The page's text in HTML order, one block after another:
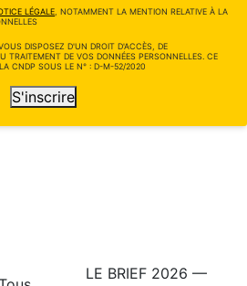
LÉGALE , NOTAMMENT LA MENTION RELATIVE À LA
DISPOSEZ D'UN DROIT D'ACCÈS, DE
TRAITEMENT DE VOS DONNÉES PERSONNELLES. CE
CNDP SOUS LE N° : D-M-52/2020
S'inscrire
LE BRIEF 2026 —